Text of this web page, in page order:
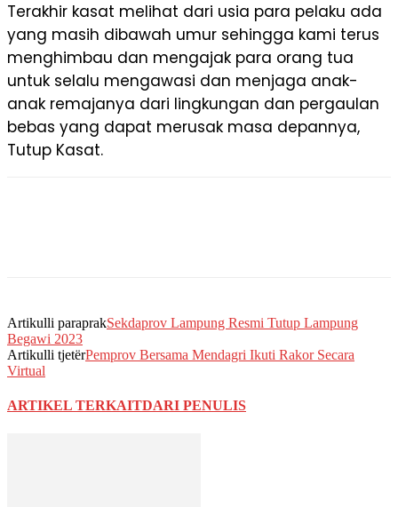
Terakhir kasat melihat dari usia para pelaku ada
yang masih dibawah umur sehingga kami terus
menghimbau dan mengajak para orang tua
untuk selalu mengawasi dan menjaga anak-
anak remajanya dari lingkungan dan pergaulan
bebas yang dapat merusak masa depannya,
Tutup Kasat.
Artikulli paraprakSekdaprov Lampung Resmi Tutup Lampung
Begawi 2023
Artikulli tjetërPemprov Bersama Mendagri Ikuti Rakor Secara
Virtual
ARTIKEL TERKAITDARI PENULIS